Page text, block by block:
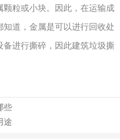
粒或小块。因此，在运输成
道，金属是可以进行回收处
进行撕碎，因此建筑垃圾撕
些
途